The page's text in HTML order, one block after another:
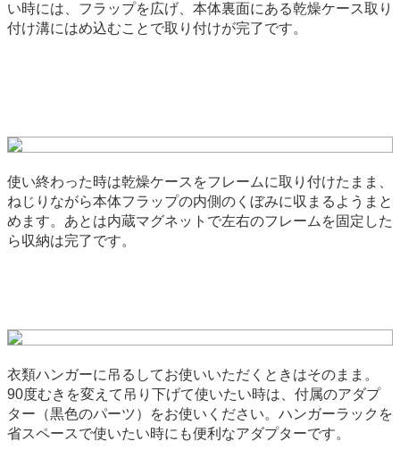
い時には、フラップを広げ、本体裏面にある乾燥ケース取り
付け溝にはめ込むことで取り付けが完了です。
使い終わった時は乾燥ケースをフレームに取り付けたまま、
ねじりながら本体フラップの内側のくぼみに収まるようまと
めます。あとは内蔵マグネットで左右のフレームを固定した
ら収納は完了です。
衣類ハンガーに吊るしてお使いいただくときはそのまま。
90度むきを変えて吊り下げて使いたい時は、付属のアダプ
ター（黒色のパーツ）をお使いください。ハンガーラックを
省スペースで使いたい時にも便利なアダプターです。